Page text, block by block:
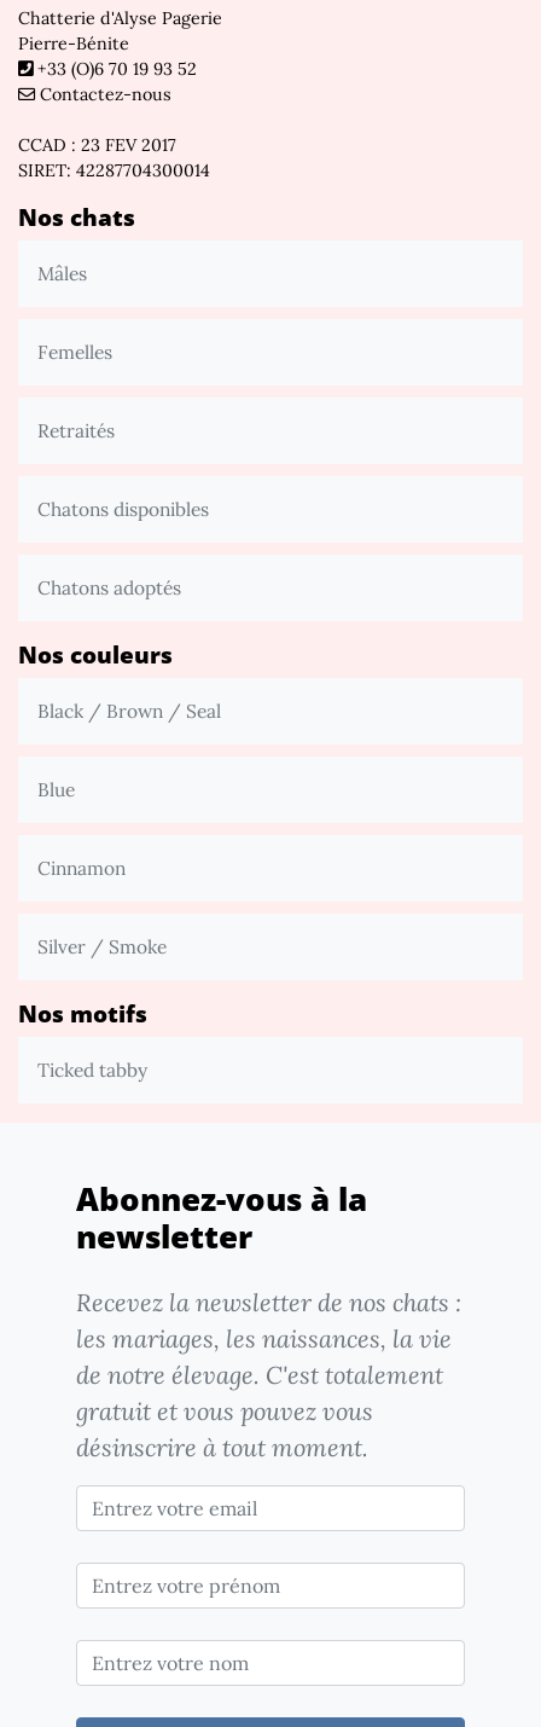
Chatterie d'Alyse Pagerie
Pierre-Bénite
+33 (O)6 70 19 93 52
Contactez-nous
CCAD : 23 FEV 2017
SIRET: 42287704300014
Nos chats
Mâles
Femelles
Retraités
Chatons disponibles
Chatons adoptés
Nos couleurs
Black / Brown / Seal
Blue
Cinnamon
Silver / Smoke
Nos motifs
Ticked tabby
Abonnez-vous à la
newsletter
Recevez la newsletter de nos chats :
les mariages, les naissances, la vie
de notre élevage. C'est totalement
gratuit et vous pouvez vous
désinscrire à tout moment.